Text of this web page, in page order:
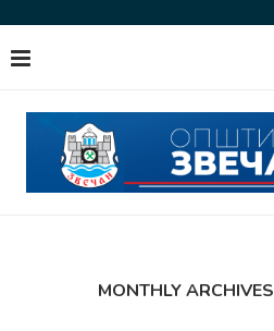
MONTHLY ARCHIVES